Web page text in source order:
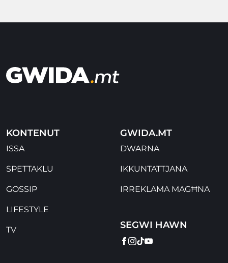
KONTENUT
ISSA
SPETTAKLU
GOSSIP
LIFESTYLE
TV
GWIDA.MT
DWARNA
IKKUNTATTJANA
IRREKLAMA MAGĦNA
SEGWI HAWN
FACEBOOK
INSTAGRAM
TIKTOK
YOUTUBE